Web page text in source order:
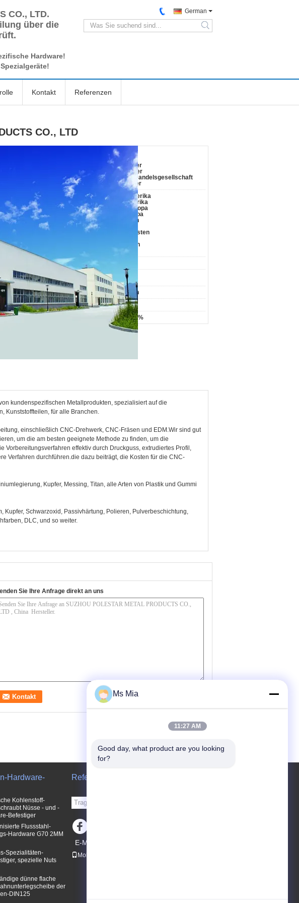
CO., LTD.
über die
Hardware!
German
search
Kontakt Referenzen
CO., LTD
Hersteller
Ausführer
Export Handelsgesellschaft
Verkäufer
Hauptmarkt :
Nordamerika
Südamerika
Westeuropa
Osteuropa
Ostasien
Naher Osten
Ozeanien
Weltweit
Marken :
Anzahl
Mitarbeiter :
<100
Jahresumsatz :
<5million
Gegründet :
2015
70% - 80%
kundenspezifischen Metallprodukten, spezialisiert auf die
Kunststoffteilen, für alle Branchen.
einschließlich CNC-Drehwerk, CNC-Fräsen und EDM.Wir sind gut
um die am besten geeignete Methode zu finden, um die
Vorbereitungsverfahren effektiv durch Druckguss, extrudiertes Profil,
Verfahren durchführen.die dazu beiträgt, die Kosten für die CNC-
Kupfer, Messing, Titan, alle Arten von Plastik und Gummi
Kupfer, Schwarzoxid, Passivhärtung, Polieren, Pulverbeschichtung,
DLC, und so weiter.
Sie Ihre Anfrage direkt an uns
Hardware-
Kohlenstoff-
Nüsse - und -
Befestiger
Flussstahl-
Hardware G70 2MM
Spezialitäten-
spezielle Nuts
dünne flache
der
DIN125
Referenzen
E-Mail
Mobile Seite
Ms Mia
11:27 AM
Good day, what product are you looking
for?